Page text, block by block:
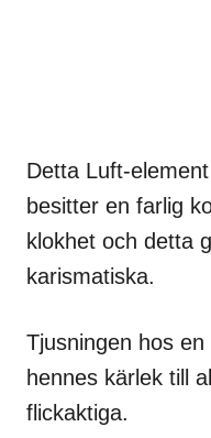
Detta Luft-
besitter en farlig
klokhet och detta
karismatiska.
Tjusningen hos
hennes kärlek till
flickaktiga.